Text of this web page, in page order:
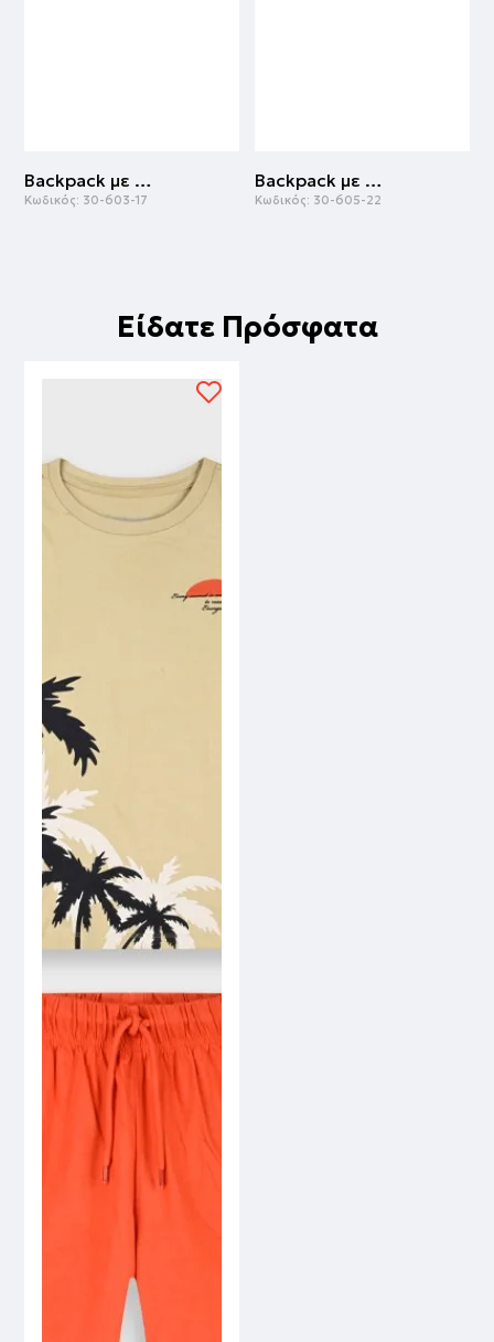
Backpack με pop it | ΡΟΖ
Κωδικός: 30-603-17
Backpack με γκλίτερ | ΛΕΥΚΟ
Κωδικός: 30-605-22
Είδατε Πρόσφατα